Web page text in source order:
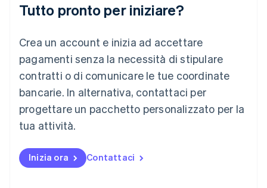
Tutto pronto per iniziare?
Crea un account e inizia ad accettare
pagamenti senza la necessità di stipulare
contratti o di comunicare le tue coordinate
bancarie. In alternativa, contattaci per
progettare un pacchetto personalizzato per la
tua attività.
Inizia ora Contattaci
Lituania
Lussemburgo
Deutsch English
Malaysia
English 简体中文
Malta
Messico
EspañolEnglish
English
Nuova Zelanda